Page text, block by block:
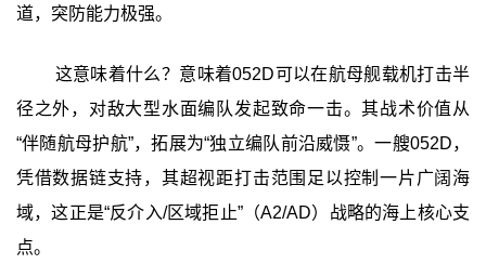
道，突防能力极强。
这意味着什么？意味着052D可以在航母舰载机打击半
径之外，对敌大型水面编队发起致命一击。其战术价值从
“伴随航母护航”，拓展为“独立编队前沿威慑”。一艘052D，
凭借数据链支持，其超视距打击范围足以控制一片广阔海
域，这正是“反介入/区域拒止”（A2/AD）战略的海上核心支
点。